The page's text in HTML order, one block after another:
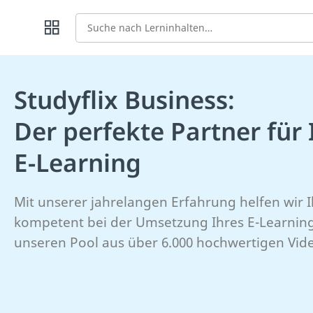
Suche
Studyflix Business:
Der perfekte Partner für
E-Learning
Mit unserer jahrelangen Erfahrung helfen wir
kompetent bei der Umsetzung Ihres E-
unseren Pool aus über 6.000 hochwertigen